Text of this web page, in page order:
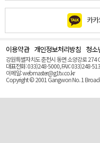
카
이용약관 개인정보처리방침 청소
강원특별자치도 춘천시 동면 소양강로 274
대표전화: 033)248-5000, FAX: 033)248-
이메일: webmaster@g1tv.co.kr
Copyright © 2001 Gangwon No. 1